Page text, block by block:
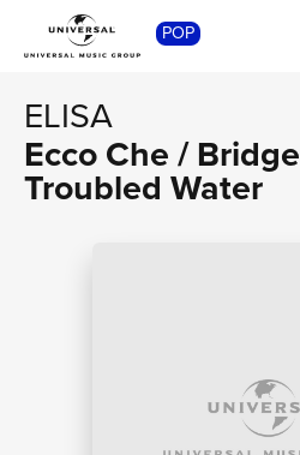
POP
ELISA
Ecco Che /
Troubled Water